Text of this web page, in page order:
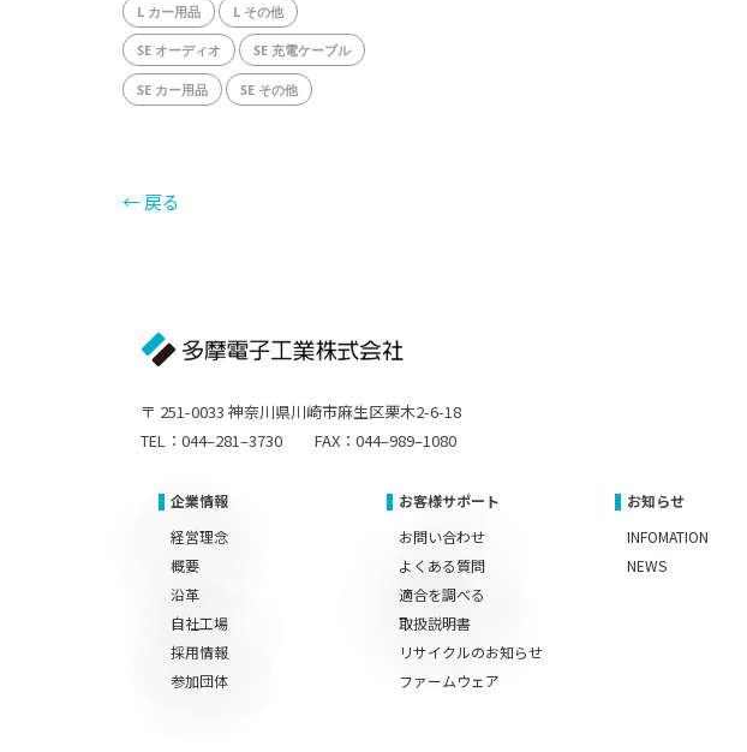
L カー用品 L その他
SE オーディオ SE 充電ケーブル
SE カー用品 SE その他
← 戻る
〒 251-0033 神奈川県川崎市麻生区栗木2-6-18
TEL：044–281–3730 FAX：044–989–1080
企業情報
経営理念
概要
沿革
自社工場
採用情報
参加団体
お客様サポート
お問い合わせ
よくある質問
適合を調べる
取扱説明書
リサイクルのお知らせ
ファームウェア
お知らせ
INFOMATION
NEWS